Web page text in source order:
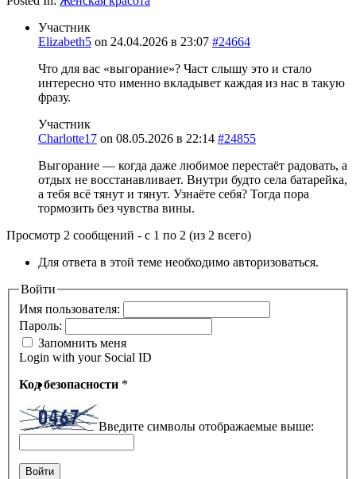
Участник
Elizabeth5 on 24.04.2026 в 23:07 #24664
Что для вас «выгорание»? Част слышу это и стало
интересно что именно вкладывет каждая из нас в такую
фразу.
Участник
Charlotte17 on 08.05.2026 в 22:14 #24855
Выгорание — когда даже любимое перестаёт радовать, а
отдых не восстанавливает. Внутри будто села батарейка,
а тебя всё тянут и тянут. Узнаёте себя? Тогда пора
тормозить без чувства вины.
Просмотр 2 сообщений - с 1 по 2 (из 2 всего)
Для ответа в этой теме необходимо авторизоваться.
Войти
Имя пользователя:
Пароль:
Запомнить меня
Login with your Social ID
Код безопасности *
Введите символы отображаемые выше:
Войти